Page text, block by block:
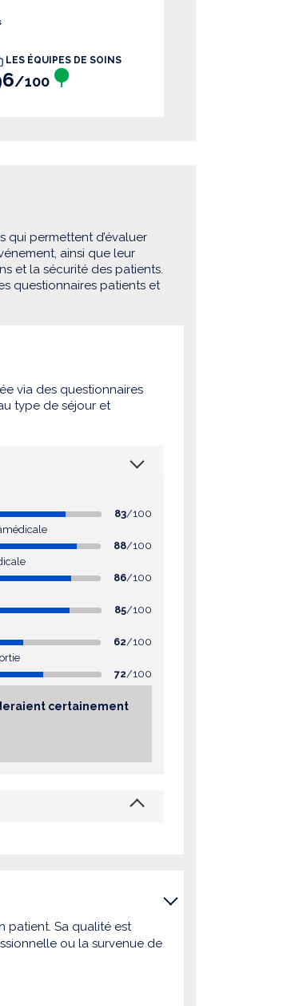
LES ÉQUIPES DE SOINS
/100
qui permettent d’évaluer
ainsi que leur
et la sécurité des patients.
questionnaires patients et
via des questionnaires
type de séjour et
83/100
88/100
86/100
85/100
62/100
72/100
certainement
patient. Sa qualité est
ou la survenue de